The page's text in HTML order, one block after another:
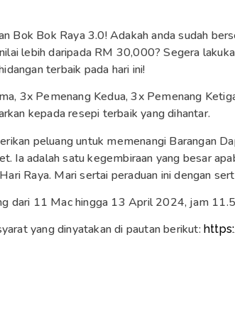
Bok Bok Raya 3.0! Adakah anda sudah
lebih daripada RM 30,000? Segera
terbaik pada hari ini!
3x Pemenang Kedua, 3x Pemenang
kepada resepi terbaik yang dihantar.
peluang untuk memenangi Barangan
Ia adalah satu kegembiraan yang besar
Raya. Mari sertai peraduan ini dengan
dari 11 Mac hingga 13 April 2024, jam
yang dinyatakan di pautan berikut: